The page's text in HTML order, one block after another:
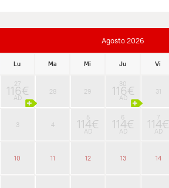
Agosto 2026
Lu Ma Mi Ju Vi
27
116€
AD
28 29
30
116€
AD
31
3 4
5
114€
AD
6
114€
AD
7
114€
AD
10 11 12 13 14